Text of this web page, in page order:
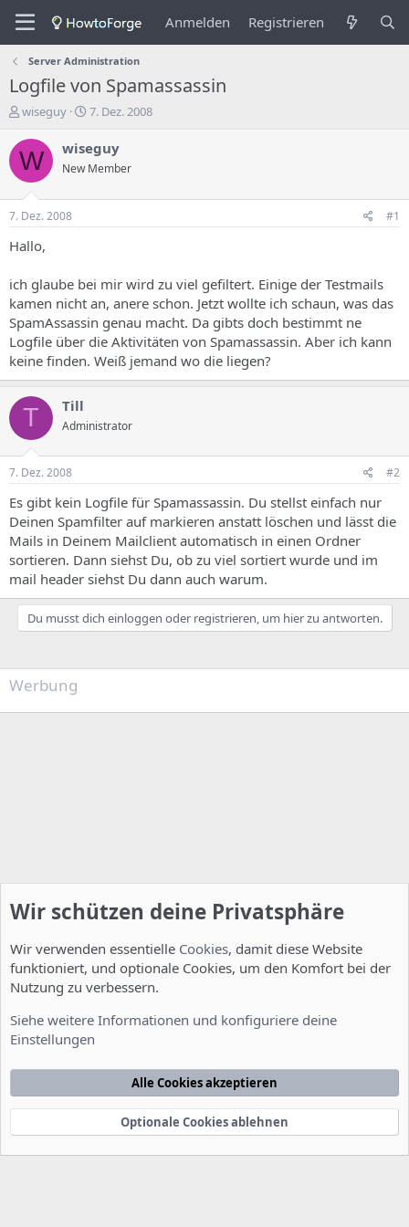
Anmelden Registrieren
Server Administration
Logfile von Spamassassin
E
s
t
e
l
e
r
s
T
h
e
m
wiseguy
E
s
e
d
a
t
u
m
7. Dez. 2008
W wiseguy
New Member
7. Dez. 2008 #1
Hallo,
ich glaube bei mir wird zu viel gefiltert. Einige der Testmails
kamen nicht an, anere schon. Jetzt wollte ich schaun, was das
SpamAssassin genau macht. Da gibts doch bestimmt ne
Logfile über die Aktivitäten von Spamassassin. Aber ich kann
keine finden. Weiß jemand wo die liegen?
T Till
Administrator
7. Dez. 2008 #2
Es gibt kein Logfile für Spamassassin. Du stellst einfach nur
Deinen Spamfilter auf markieren anstatt löschen und lässt die
Mails in Deinem Mailclient automatisch in einen Ordner
sortieren. Dann siehst Du, ob zu viel sortiert wurde und im
mail header siehst Du dann auch warum.
Du musst dich einloggen oder registrieren, um hier zu antworten.
Werbung
Nutzungsbedingungen Datenschutzerklärung
Startseite
e
Community platform by XenForo® © 2010-2022 XenForo Ltd.
xenDach©2010-2014
Wir schützen deine Privatsphäre
Wir verwenden essentielle Cookies, damit diese Website
funktioniert, und optionale Cookies, um den Komfort bei der
Nutzung zu verbessern.
Siehe weitere Informationen und konfiguriere deine
Einstellungen
Alle Cookies akzeptieren
Optionale Cookies ablehnen